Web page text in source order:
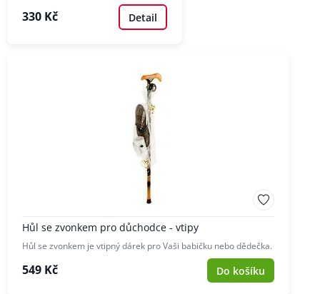
330 Kč Detail
Hůl se zvonkem pro důchodce - vtipy
Hůl se zvonkem je vtipný dárek pro Vaši babičku nebo dědečka.
549 Kč Do košíku